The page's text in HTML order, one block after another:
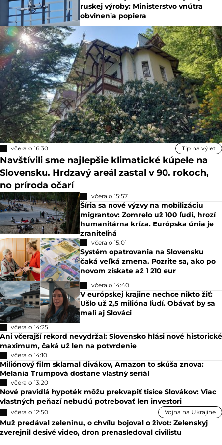
ruskej výroby: Ministerstvo vnútra
obvinenia popiera
včera o 16:30 Tip na výlet
Navštívili sme najlepšie klimatické kúpele na
Slovensku. Hrdzavý areál zastal v 90. rokoch,
no príroda očarí
včera o 15:57
Šíria sa nové výzvy na mobilizáciu
migrantov: Zomrelo už 100 ľudí, hrozí
humanitárna kríza. Európska únia je
zraniteľná
včera o 15:01
Systém opatrovania na Slovensku
čaká veľká zmena. Pozrite sa, ako po
novom získate až 1 210 eur
včera o 14:40
V európskej krajine nechce nikto žiť:
Ušlo už 2,5 milióna ľudí. Obávať by sa
mali aj Slováci
včera o 14:25
Ani včerajší rekord nevydržal: Slovensko hlási nové historické
maximum, čaká už len na potvrdenie
včera o 14:10
Miliónový film sklamal divákov, Amazon to skúša znova:
Melania Trumpová dostane vlastný seriál
včera o 13:20
Nové pravidlá hypoték môžu prekvapiť tisíce Slovákov: Viac
vlastných peňazí nebudú potrebovať len investori
včera o 12:50 Vojna na Ukrajine
Muž predával zeleninu, o chvíľu bojoval o život: Zelenskyj
zverejnil desivé video, dron prenasledoval civilistu